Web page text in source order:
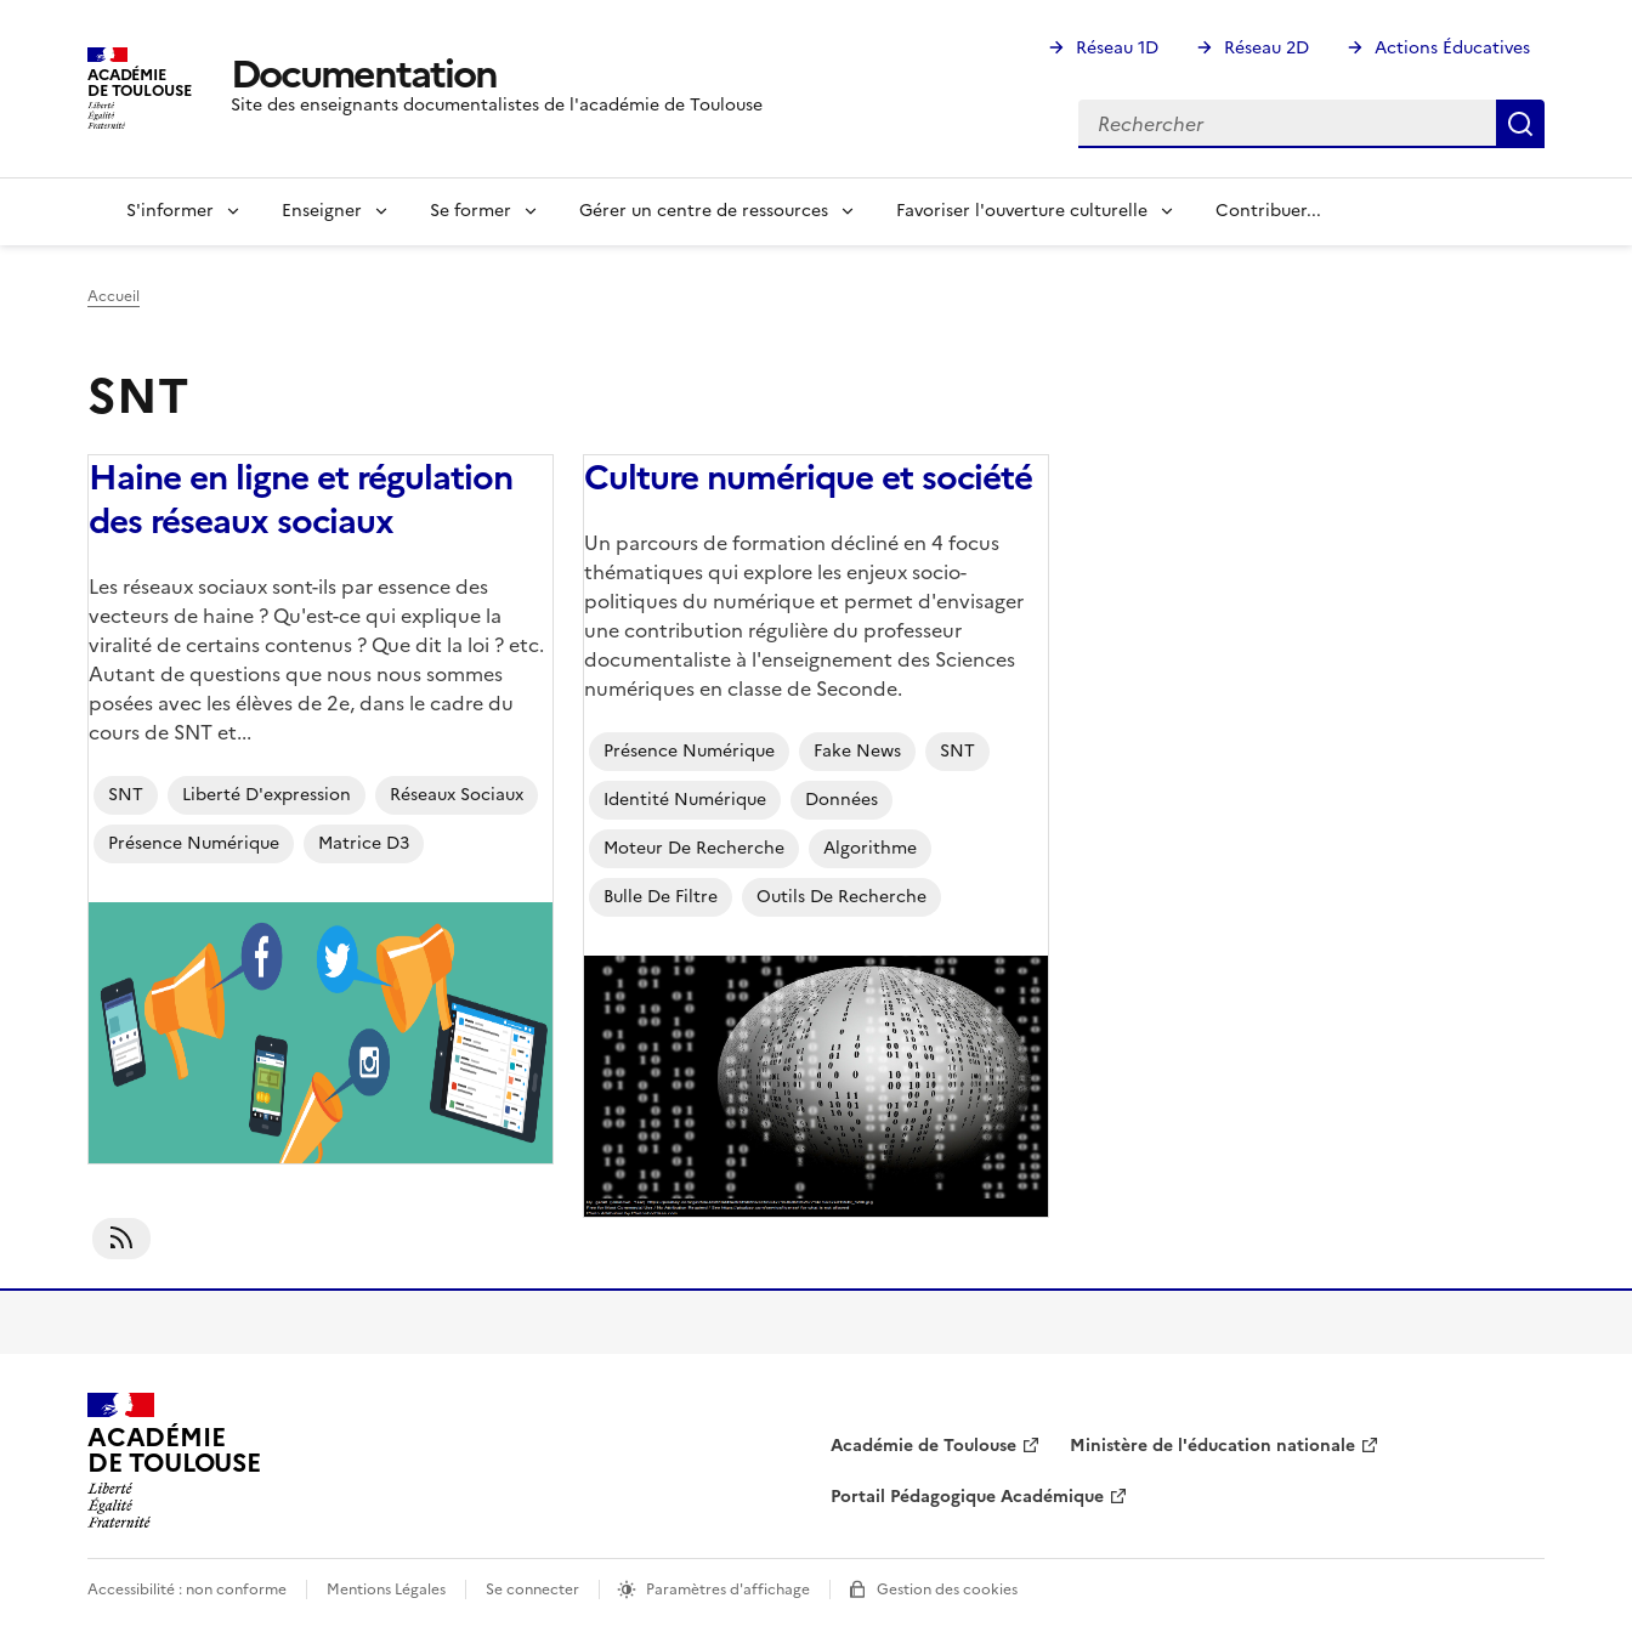
ACADÉMIE
DE TOULOUSE Documentation
Site des enseignants documentalistes de l'académie de Toulouse
Réseau 1D Réseau 2D Actions Éducatives
Rechercher
Rechercher
S'informer Enseigner Se former Gérer un centre de ressources Favoriser l'ouverture culturelle Contribuer...
Accueil
SNT
Haine en ligne et régulation
des réseaux sociaux
Corps
Les réseaux sociaux sont-ils par essence des
vecteurs de haine ? Qu'est-ce qui explique la
viralité de certains contenus ? Que dit la loi ? etc.
Autant de questions que nous nous sommes
posées avec les élèves de 2e, dans le cadre du
cours de SNT et...
SNT Liberté D'expression
Réseaux Sociaux
Présence Numérique
Matrice D3
couverture
(conseillée)
Culture numérique et société
Corps
Un parcours de formation décliné en 4 focus
thématiques qui explore les enjeux socio-
politiques du numérique et permet d'envisager
une contribution régulière du professeur
documentaliste à l'enseignement des Sciences
numériques en classe de Seconde.
Présence Numérique Fake News
SNT
Identité Numérique
Données
Moteur De Recherche
Algorithme
Bulle De Filtre
Outils De Recherche
Image
de
couverture
(conseillée)
ACADÉMIE
DE TOULOUSE Académie de Toulouse
Ministère de l'éducation nationale
Portail Pédagogique Académique
Accessibilité : non conforme Mentions Légales Se connecter Paramètres d'affichage Gestion des cookies